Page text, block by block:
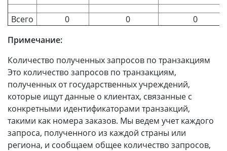
Всего 0 0
0
Примечание:
Количество полученных запросов по транзакциям
Это количество запросов по транзакциям,
полученных от государственных учреждений,
которые ищут данные о клиентах, связанные с
конкретными идентификаторами транзакций,
такими как номера заказов. Мы ведем учет каждого
запроса, полученного из каждой страны или
региона, и сообщаем общее количество запросов,